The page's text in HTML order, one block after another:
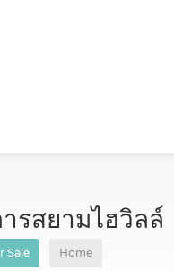
รสยามไฮวิลล์
Sale Home